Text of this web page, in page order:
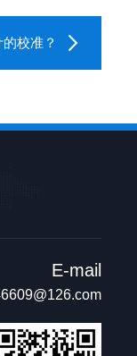
校准？
E-mail